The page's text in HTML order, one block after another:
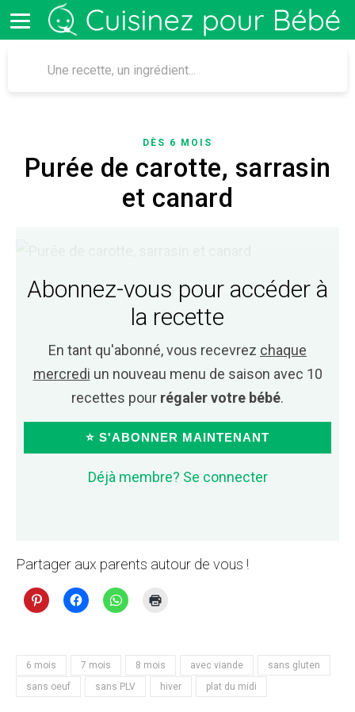
DÈS 6 MOIS
Purée de carotte, sarrasin
et canard
Abonnez-vous pour accéder à
la recette
En tant qu'abonné, vous recevrez chaque
mercredi un nouveau menu de saison avec 10
recettes pour régaler votre bébé.
⭐ S'ABONNER MAINTENANT
Déjà membre? Se connecter
Partager aux parents autour de vous !
6 mois 7 mois 8 mois avec viande
sans gluten
sans oeuf
sans PLV hiver plat du midi